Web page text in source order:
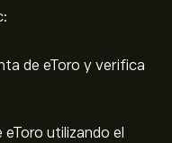
de eToro y verifica
utilizando el